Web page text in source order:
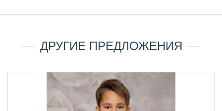
ДРУГИЕ ПРЕДЛОЖЕНИЯ